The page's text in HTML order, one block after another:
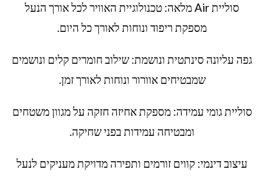
סוליית Air מלאה: טכנולוגיית האוויר לכל אורך הנעל
מספקת ריפוד ונוחות לאורך כל היום.
גפה עליונה סינתטית ונושמת: שילוב חומרים קלים ונושמים
שמבטיחים אוורור ונוחות לאורך זמן.
סוליית גומי עמידה: מספקת אחיזה חזקה על מגוון משטחים
ומבטיחה עמידות בפני שחיקה.
עיצוב דינמי: קווים זורמים ותפירה מדויקת מעניקים לנעל